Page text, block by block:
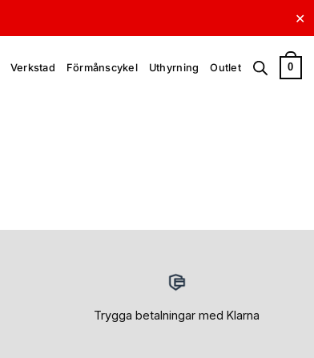
✕
Verkstad Förmånscykel Uthyrning Outlet 0
Trygga betalningar med Klarna